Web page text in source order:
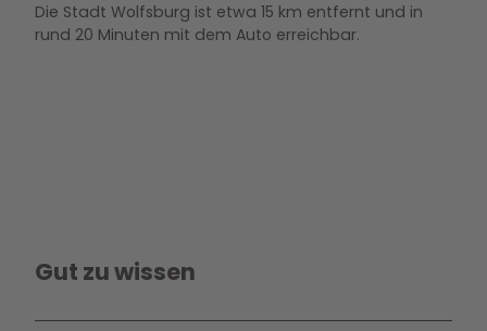
Die Stadt Wolfsburg ist etwa 15 km entfernt und in
rund 20 Minuten mit dem Auto erreichbar.
Gut zu wissen